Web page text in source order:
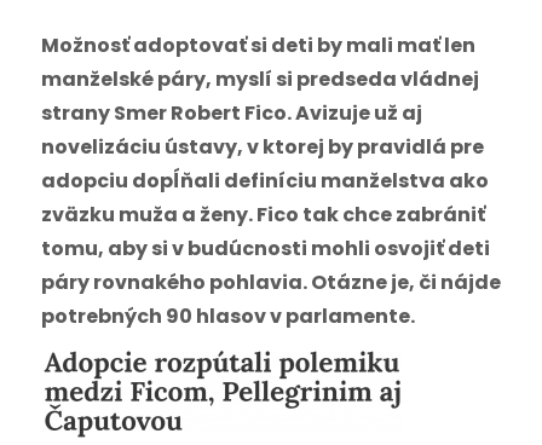
Možnosť adoptovať si deti by mali mať len
manželské páry, myslí si predseda vládnej
strany Smer Robert Fico. Avizuje už aj
novelizáciu ústavy, v ktorej by pravidlá pre
adopciu dopĺňali definíciu manželstva ako
zväzku muža a ženy. Fico tak chce zabrániť
tomu, aby si v budúcnosti mohli osvojiť deti
páry rovnakého pohlavia. Otázne je, či nájde
potrebných 90 hlasov v parlamente.